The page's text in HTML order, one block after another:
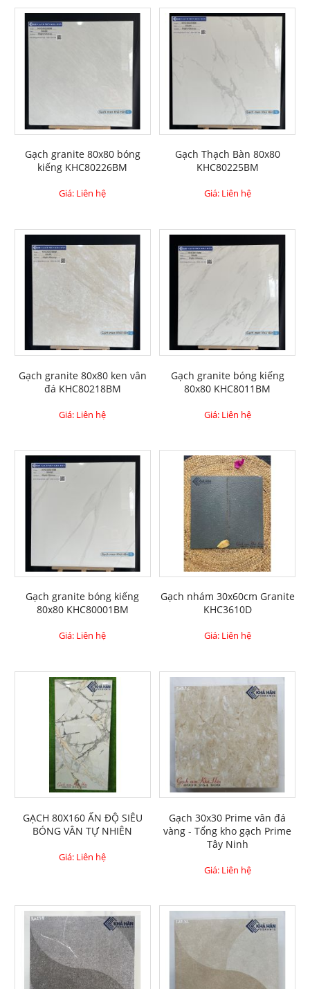
Gạch granite 80x80 bóng
kiếng KHC80226BM
Giá: Liên hệ
Gạch Thạch Bàn 80x80
KHC80225BM
Giá: Liên hệ
Gạch granite 80x80 ken vân
đá KHC80218BM
Giá: Liên hệ
Gạch granite bóng kiếng
80x80 KHC8011BM
Giá: Liên hệ
Gạch granite bóng kiếng
80x80 KHC80001BM
Giá: Liên hệ
Gạch nhám 30x60cm Granite
KHC3610D
Giá: Liên hệ
GẠCH 80X160 ẤN ĐỘ SIÊU
BÓNG VÂN TỰ NHIÊN
Giá: Liên hệ
Gạch 30x30 Prime vân đá
vàng - Tổng kho gạch Prime
Tây Ninh
Giá: Liên hệ